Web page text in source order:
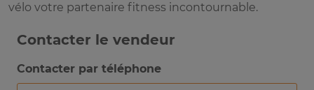
vélo votre partenaire fitness incontournable.
Contacter le vendeur
Contacter par téléphone